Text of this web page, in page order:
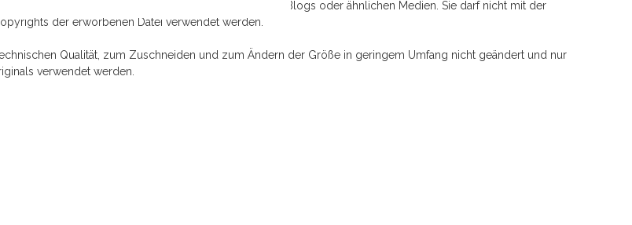
in Zeitungs- oder Zeitschriftenartikeln, Nachrichten-Blogs oder ähnlichen Medien. Sie darf nicht mit der
der erworbenen Datei verwendet werden.
Qualität, zum Zuschneiden und zum Ändern der Größe in geringem Umfang nicht geändert und nur
verwendet werden.